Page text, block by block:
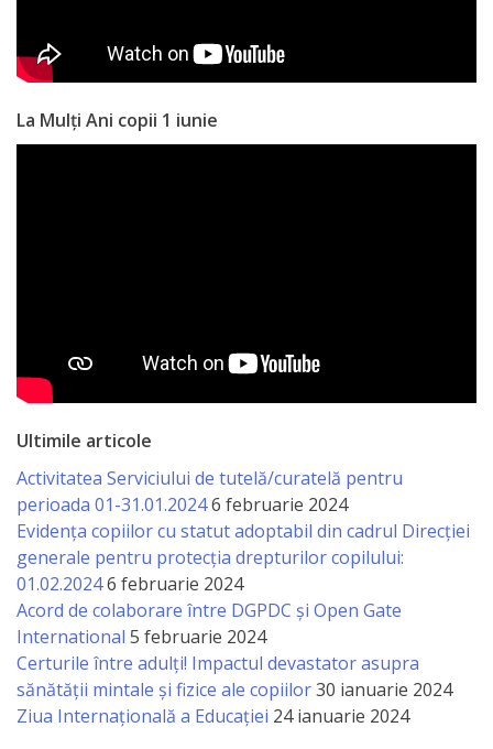
Acte
și
regulamente
Acte
interne
Media
Comunicate
de
presă
Informații
utile
La Mulți Ani copii 1 iunie
Ultimile articole
Activitatea Serviciului de tutelă/curatelă pentru
perioada 01-31.01.20246 februarie 2024
Evidența copiilor cu statut adoptabil din cadrul Direcției
generale pentru protecția drepturilor copilului:
01.02.20246 februarie 2024
Acord de colaborare între DGPDC și Open Gate
International 5 februarie 2024
Certurile între adulți! Impactul devastator asupra
sănătății mintale și fizice ale copiilor30 ianuarie 2024
Ziua Internațională a Educației 24 ianuarie 2024